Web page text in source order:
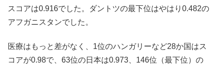
スコアは0.916でした。ダントツの最下位はやはり0.482の
アフガニスタンでした。
医療はもっと差がなく、1位のハンガリーなど28か国はス
コアが0.98で、63位の日本は0.973、146位（最下位）の